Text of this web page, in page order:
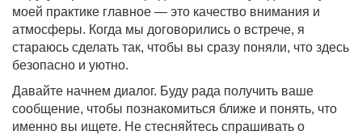
моей практике главное — это качество внимания и
атмосферы. Когда мы договорились о встрече, я
стараюсь сделать так, чтобы вы сразу поняли, что здесь
безопасно и уютно.
Давайте начнем диалог. Буду рада получить ваше
сообщение, чтобы познакомиться ближе и понять, что
именно вы ищете. Не стесняйтесь спрашивать о